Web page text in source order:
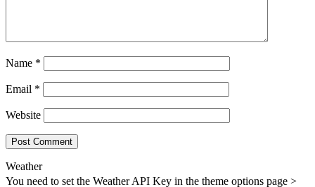
Name *
Email *
Website
Weather
You need to set the Weather API Key in the theme options page >